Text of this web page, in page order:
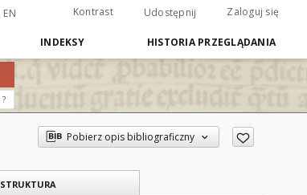
EN Kontrast Udostępnij Zaloguj się
INDEKSY HISTORIA PRZEGLĄDANIA
?
Pobierz opis bibliograficzny
STRUKTURA